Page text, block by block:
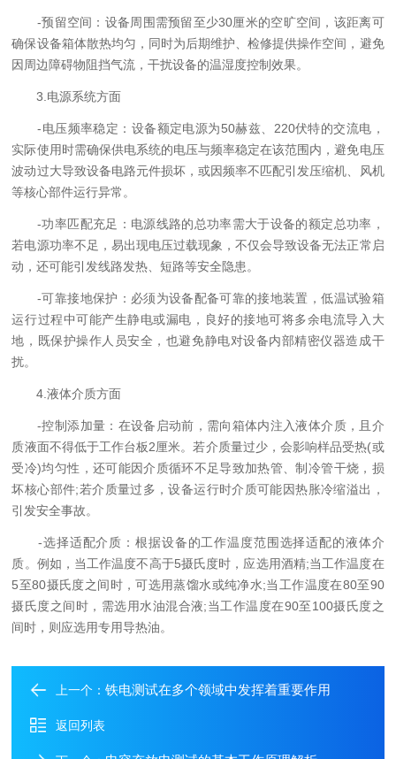
-预留空间：设备周围需预留至少30厘米的空旷空间，该距离可
确保设备箱体散热均匀，同时为后期维护、检修提供操作空间，避免
因周边障碍物阻挡气流，干扰设备的温湿度控制效果。
3.电源系统方面
-电压频率稳定：设备额定电源为50赫兹、220伏特的交流电，
实际使用时需确保供电系统的电压与频率稳定在该范围内，避免电压
波动过大导致设备电路元件损坏，或因频率不匹配引发压缩机、风机
等核心部件运行异常。
-功率匹配充足：电源线路的总功率需大于设备的额定总功率，
若电源功率不足，易出现电压过载现象，不仅会导致设备无法正常启
动，还可能引发线路发热、短路等安全隐患。
-可靠接地保护：必须为设备配备可靠的接地装置，低温试验箱
运行过程中可能产生静电或漏电，良好的接地可将多余电流导入大
地，既保护操作人员安全，也避免静电对设备内部精密仪器造成干
扰。
4.液体介质方面
-控制添加量：在设备启动前，需向箱体内注入液体介质，且介
质液面不得低于工作台板2厘米。若介质量过少，会影响样品受热(或
受冷)均匀性，还可能因介质循环不足导致加热管、制冷管干烧，损
坏核心部件;若介质量过多，设备运行时介质可能因热胀冷缩溢出，
引发安全事故。
-选择适配介质：根据设备的工作温度范围选择适配的液体介
质。例如，当工作温度不高于5摄氏度时，应选用酒精;当工作温度在
5至80摄氏度之间时，可选用蒸馏水或纯净水;当工作温度在80至90
摄氏度之间时，需选用水油混合液;当工作温度在90至100摄氏度之
间时，则应选用专用导热油。
上一个：铁电测试在多个领域中发挥着重要作用
返回列表